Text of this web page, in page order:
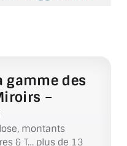
gamme des
–
montants
& T… plus de 13